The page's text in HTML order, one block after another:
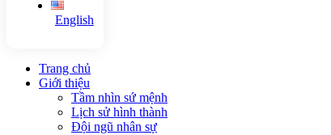
English
Trang chủ
Giới thiệu
Tầm nhìn sứ mệnh
Lịch sử hình thành
Đội ngũ nhân sự